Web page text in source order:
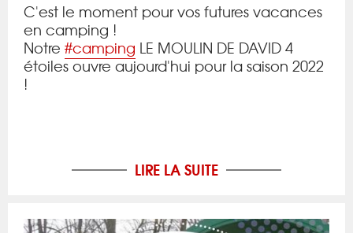
C'est le moment pour vos futures vacances
en camping !
Notre #camping LE MOULIN DE DAVID 4
étoiles ouvre aujourd'hui pour la saison 2022
!
LIRE LA SUITE